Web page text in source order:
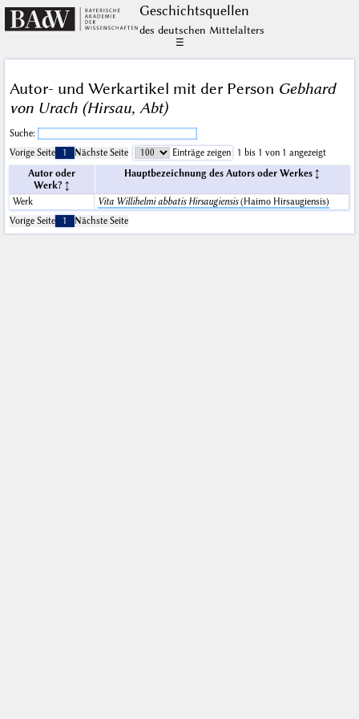
Geschichts­quellen
des deutschen Mittelalters
☰
Autor- und Werkartikel mit der Person Gebhard
von Urach (Hirsau, Abt)
Suche:
Vorige Seite
1 Nächste Seite Einträge zeigen
1 bis 1 von 1 angezeigt
Autor oder
Werk?
Hauptbezeichnung des Autors oder Werkes
Werk Vita Willihelmi abbatis Hirsaugiensis(Haimo Hirsaugiensis)
Vorige Seite
1 Nächste Seite